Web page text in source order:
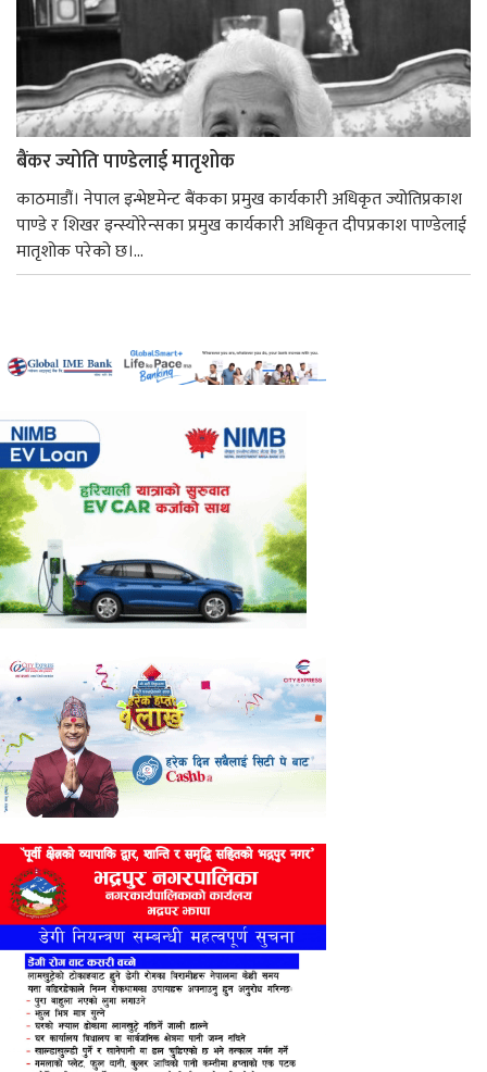
बैंकर ज्योति पाण्डेलाई मातृशोक
काठमाडौं। नेपाल इन्भेष्टमेन्ट बैंकका प्रमुख कार्यकारी अधिकृत ज्योतिप्रकाश
पाण्डे र शिखर इन्स्योरेन्सका प्रमुख कार्यकारी अधिकृत दीपप्रकाश पाण्डेलाई
मातृशोक परेको छ।...